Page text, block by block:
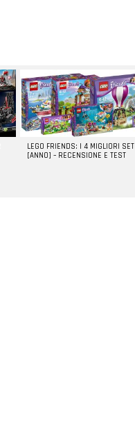
LEGO FRIENDS: I 4 MIGLIORI SET
[ANNO] – RECENSIONE E TEST